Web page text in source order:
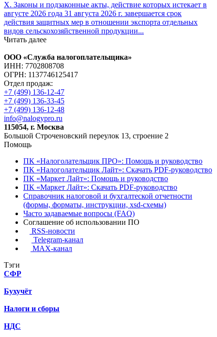
X. Законы и подзаконные акты, действие которых истекает в
августе 2026 года 31 августа 2026 г. завершается срок
действия защитных мер в отношении экспорта отдельных
видов сельскохозяйственной продукции...
Читать далее
ООО «Служба налогоплательщика»
ИНН: 7702808708
ОГРН: 1137746125417
Отдел продаж:
+7 (499) 136-12-47
+7 (499) 136-33-45
+7 (499) 136-12-48
info@nalogypro.ru
115054, г. Москва
Большой Строченовский переулок 13, строение 2
Помощь
ПК «Налоголательщик ПРО»: Помощь и руководство
ПК «Налоголательщик Лайт»: Скачать PDF-руководство
ПК «Маркет Лайт»: Помощь и руководство
ПК «Маркет Лайт»: Скачать PDF-руководство
Справочник налоговой и бухгалтеской отчетности
(формы, форматы, инструкции, xsd-схемы)
Часто задаваемые вопросы (FAQ)
Соглашение об использовании ПО
RSS-новости
Telegram-канал
MAX-канал
Тэги
СФР
Бухучёт
Налоги и сборы
НДС